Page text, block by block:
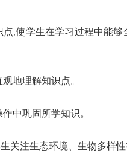
使学生在学习过程中能够
地理解知识点。
中巩固所学知识。
注生态环境、生物多样性